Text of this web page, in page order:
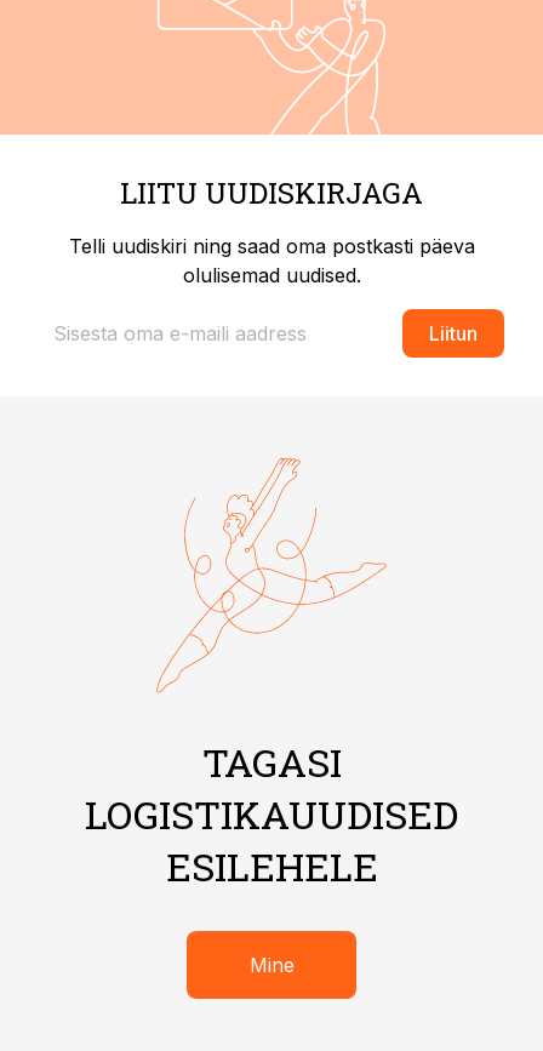
LIITU UUDISKIRJAGA
Telli uudiskiri ning saad oma postkasti päeva
olulisemad uudised.
Liitun
TAGASI
LOGISTIKAUUDISED
ESILEHELE
Mine